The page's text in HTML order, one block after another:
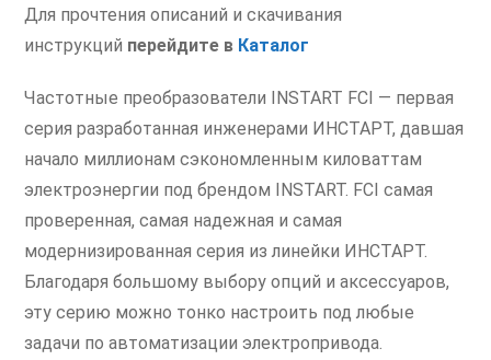
Для прочтения описаний и скачивания
инструкций перейдите в Каталог
Частотные преобразователи INSTART FCI — первая
серия разработанная инженерами ИНСТАРТ, давшая
начало миллионам сэкономленным киловаттам
электроэнергии под брендом INSTART. FCI самая
проверенная, самая надежная и самая
модернизированная серия из линейки ИНСТАРТ.
Благодаря большому выбору опций и аксессуаров,
эту серию можно тонко настроить под любые
задачи по автоматизации электропривода.